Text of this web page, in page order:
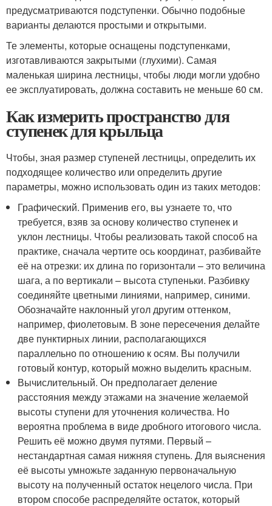
предусматриваются подступенки. Обычно подобные
варианты делаются простыми и открытыми.
Те элементы, которые оснащены подступенками,
изготавливаются закрытыми (глухими). Самая
маленькая ширина лестницы, чтобы люди могли удобно
ее эксплуатировать, должна составить не меньше 60 см.
Как измерить пространство для
ступенек для крыльца
Чтобы, зная размер ступеней лестницы, определить их
подходящее количество или определить другие
параметры, можно использовать один из таких методов:
Графический. Применив его, вы узнаете то, что
требуется, взяв за основу количество ступенек и
уклон лестницы. Чтобы реализовать такой способ на
практике, сначала чертите ось координат, разбивайте
её на отрезки: их длина по горизонтали – это величина
шага, а по вертикали – высота ступеньки. Разбивку
соединяйте цветными линиями, например, синими.
Обозначайте наклонный угол другим оттенком,
например, фиолетовым. В зоне пересечения делайте
две пунктирных линии, располагающихся
параллельно по отношению к осям. Вы получили
готовый контур, который можно выделить красным.
Вычислительный. Он предполагает деление
расстояния между этажами на значение желаемой
высоты ступени для уточнения количества. Но
вероятна проблема в виде дробного итогового числа.
Решить её можно двумя путями. Первый –
нестандартная самая нижняя ступень. Для выяснения
её высоты умножьте заданную первоначальную
высоту на полученный остаток нецелого числа. При
втором способе распределяйте остаток, который